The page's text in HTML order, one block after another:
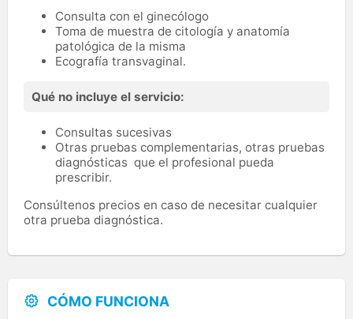
Consulta con el ginecólogo
Toma de muestra de citología y anatomía
patológica de la misma
Ecografía transvaginal.
Qué no incluye el servicio:
Consultas sucesivas
Otras pruebas complementarias, otras pruebas
diagnósticas que el profesional pueda
prescribir.
Consúltenos precios en caso de necesitar cualquier
otra prueba diagnóstica.
CÓMO FUNCIONA